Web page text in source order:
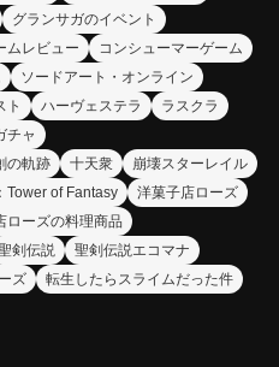
グランサガのイベント
ムレビュー
コンシューマーゲーム
ソードアート・オンライン
ト ハーヴェステラ
ラスクラ
チャ
の軌跡 十天衆
崩壊スターレイル
Tower of Fantasy
洋菓子店ローズ
ローズの料理商品
剣伝説
聖剣伝説エコマナ
ズ
転生したらスライムだった件